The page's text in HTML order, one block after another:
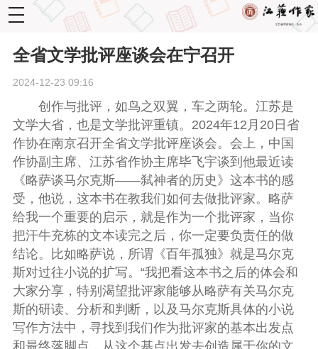
toggle
navigation
全省文学批评座谈会在宁召开
2024-12-23 09:16
创作与批评，如鸟之双翼，车之两轮。江苏是
文学大省，也是文学批评重镇。2024年12月20日省
作协在南京召开全省文学批评座谈会。会上，中国
作协副主席、江苏省作协主席毕飞宇谈到他最近读
《略萨谈马尔克斯——弑神者的历史》这本书的感
受，他说，这本书在教我们如何去做批评家。略萨
给我一个重要的启示，就是作为一个批评家，当你
把汗牛充栋的文本读完之后，你一定要负责任的做
结论。比如略萨说，所谓《百年孤独》就是马尔克
斯对过往小说的扩写。“我把看这本书之后的体会和
大家分享，特别渴望批评家能够从略萨有关马尔克
斯的研读、分析和判断，以及马尔克斯具体的小说
写作方法中，寻找到我们作为批评家的基本出发点
和最终落脚点，从这个基点出发去创造属于你的文